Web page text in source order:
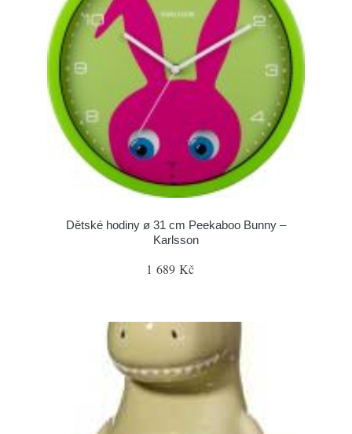
Dětské hodiny ø 31 cm Peekaboo Bunny –
Karlsson
1 689 Kč